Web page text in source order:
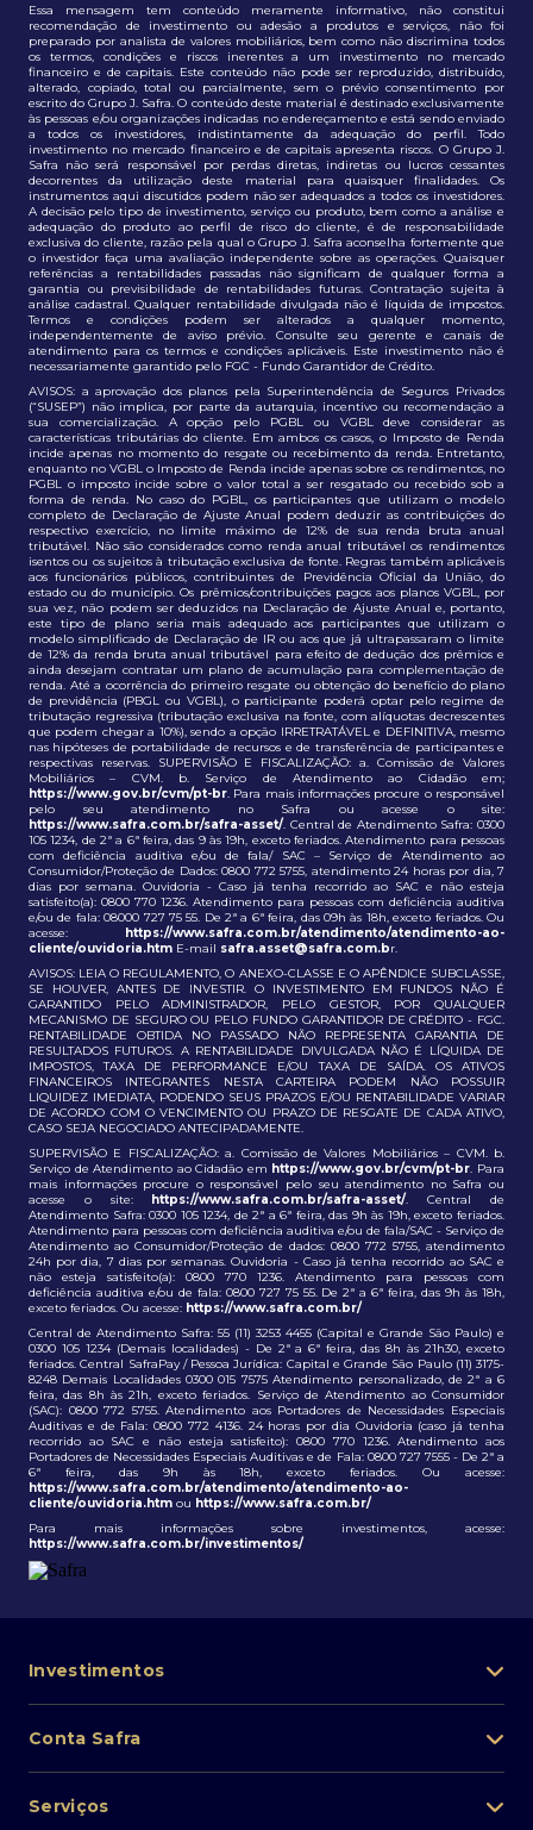
Essa mensagem tem conteúdo meramente informativo, não constitui
recomendação de investimento ou adesão a produtos e serviços, não foi
preparado por analista de valores mobiliários, bem como não discrimina todos
os termos, condições e riscos inerentes a um investimento no mercado
financeiro e de capitais. Este conteúdo não pode ser reproduzido, distribuído,
alterado, copiado, total ou parcialmente, sem o prévio consentimento por
escrito do Grupo J. Safra. O conteúdo deste material é destinado exclusivamente
às pessoas e/ou organizações indicadas no endereçamento e está sendo enviado
a todos os investidores, indistintamente da adequação do perfil. Todo
investimento no mercado financeiro e de capitais apresenta riscos. O Grupo J.
Safra não será responsável por perdas diretas, indiretas ou lucros cessantes
decorrentes da utilização deste material para quaisquer finalidades. Os
instrumentos aqui discutidos podem não ser adequados a todos os investidores.
A decisão pelo tipo de investimento, serviço ou produto, bem como a análise e
adequação do produto ao perfil de risco do cliente, é de responsabilidade
exclusiva do cliente, razão pela qual o Grupo J. Safra aconselha fortemente que
o investidor faça uma avaliação independente sobre as operações. Quaisquer
referências a rentabilidades passadas não significam de qualquer forma a
garantia ou previsibilidade de rentabilidades futuras. Contratação sujeita à
análise cadastral. Qualquer rentabilidade divulgada não é líquida de impostos.
Termos e condições podem ser alterados a qualquer momento,
independentemente de aviso prévio. Consulte seu gerente e canais de
atendimento para os termos e condições aplicáveis. Este investimento não é
necessariamente garantido pelo FGC - Fundo Garantidor de Crédito.
AVISOS: a aprovação dos planos pela Superintendência de Seguros Privados
(“SUSEP”) não implica, por parte da autarquia, incentivo ou recomendação a
sua comercialização. A opção pelo PGBL ou VGBL deve considerar as
características tributárias do cliente. Em ambos os casos, o Imposto de Renda
incide apenas no momento do resgate ou recebimento da renda. Entretanto,
enquanto no VGBL o Imposto de Renda incide apenas sobre os rendimentos, no
PGBL o imposto incide sobre o valor total a ser resgatado ou recebido sob a
forma de renda. No caso do PGBL, os participantes que utilizam o modelo
completo de Declaração de Ajuste Anual podem deduzir as contribuições do
respectivo exercício, no limite máximo de 12% de sua renda bruta anual
tributável. Não são considerados como renda anual tributável os rendimentos
isentos ou os sujeitos à tributação exclusiva de fonte. Regras também aplicáveis
aos funcionários públicos, contribuintes de Previdência Oficial da União, do
estado ou do município. Os prêmios/contribuições pagos aos planos VGBL, por
sua vez, não podem ser deduzidos na Declaração de Ajuste Anual e, portanto,
este tipo de plano seria mais adequado aos participantes que utilizam o
modelo simplificado de Declaração de IR ou aos que já ultrapassaram o limite
de 12% da renda bruta anual tributável para efeito de dedução dos prêmios e
ainda desejam contratar um plano de acumulação para complementação de
renda. Até a ocorrência do primeiro resgate ou obtenção do benefício do plano
de previdência (PBGL ou VGBL), o participante poderá optar pelo regime de
tributação regressiva (tributação exclusiva na fonte, com alíquotas decrescentes
que podem chegar a 10%), sendo a opção IRRETRATÁVEL e DEFINITIVA, mesmo
nas hipóteses de portabilidade de recursos e de transferência de participantes e
respectivas reservas. SUPERVISÃO E FISCALIZAÇÃO: a. Comissão de Valores
Mobiliários – CVM. b. Serviço de Atendimento ao Cidadão em;
https://www.gov.br/cvm/pt-br. Para mais informações procure o responsável
pelo seu atendimento no Safra ou acesse o site:
https://www.safra.com.br/safra-asset/. Central de Atendimento Safra: 0300
105 1234, de 2ª a 6ª feira, das 9 às 19h, exceto feriados. Atendimento para pessoas
com deficiência auditiva e/ou de fala/ SAC – Serviço de Atendimento ao
Consumidor/Proteção de Dados: 0800 772 5755, atendimento 24 horas por dia, 7
dias por semana. Ouvidoria - Caso já tenha recorrido ao SAC e não esteja
satisfeito(a): 0800 770 1236. Atendimento para pessoas com deficiência auditiva
e/ou de fala: 08000 727 75 55. De 2ª a 6ª feira, das 09h às 18h, exceto feriados. Ou
acesse: https://www.safra.com.br/atendimento/atendimento-ao-
cliente/ouvidoria.htm E-mail safra.asset@safra.com.br.
AVISOS: LEIA O REGULAMENTO, O ANEXO-CLASSE E O APÊNDICE SUBCLASSE,
SE HOUVER, ANTES DE INVESTIR. O INVESTIMENTO EM FUNDOS NÃO É
GARANTIDO PELO ADMINISTRADOR, PELO GESTOR, POR QUALQUER
MECANISMO DE SEGURO OU PELO FUNDO GARANTIDOR DE CRÉDITO - FGC.
RENTABILIDADE OBTIDA NO PASSADO NÃO REPRESENTA GARANTIA DE
RESULTADOS FUTUROS. A RENTABILIDADE DIVULGADA NÃO É LÍQUIDA DE
IMPOSTOS, TAXA DE PERFORMANCE E/OU TAXA DE SAÍDA. OS ATIVOS
FINANCEIROS INTEGRANTES NESTA CARTEIRA PODEM NÃO POSSUIR
LIQUIDEZ IMEDIATA, PODENDO SEUS PRAZOS E/OU RENTABILIDADE VARIAR
DE ACORDO COM O VENCIMENTO OU PRAZO DE RESGATE DE CADA ATIVO,
CASO SEJA NEGOCIADO ANTECIPADAMENTE.
SUPERVISÃO E FISCALIZAÇÃO: a. Comissão de Valores Mobiliários – CVM. b.
Serviço de Atendimento ao Cidadão em https://www.gov.br/cvm/pt-br. Para
mais informações procure o responsável pelo seu atendimento no Safra ou
acesse o site: https://www.safra.com.br/safra-asset/. Central de
Atendimento Safra: 0300 105 1234, de 2ª a 6ª feira, das 9h às 19h, exceto feriados.
Atendimento para pessoas com deficiência auditiva e/ou de fala/SAC - Serviço de
Atendimento ao Consumidor/Proteção de dados: 0800 772 5755, atendimento
24h por dia, 7 dias por semanas. Ouvidoria - Caso já tenha recorrido ao SAC e
não esteja satisfeito(a): 0800 770 1236. Atendimento para pessoas com
deficiência auditiva e/ou de fala: 0800 727 75 55. De 2ª a 6ª feira, das 9h às 18h,
exceto feriados. Ou acesse: https://www.safra.com.br/
Central de Atendimento Safra: 55 (11) 3253 4455 (Capital e Grande São Paulo) e
0300 105 1234 (Demais localidades) - De 2ª a 6ª feira, das 8h às 21h30, exceto
feriados. Central SafraPay / Pessoa Jurídica: Capital e Grande São Paulo (11) 3175-
8248 Demais Localidades 0300 015 7575 Atendimento personalizado, de 2ª a 6
feira, das 8h às 21h, exceto feriados. Serviço de Atendimento ao Consumidor
(SAC): 0800 772 5755. Atendimento aos Portadores de Necessidades Especiais
Auditivas e de Fala: 0800 772 4136. 24 horas por dia Ouvidoria (caso já tenha
recorrido ao SAC e não esteja satisfeito): 0800 770 1236. Atendimento aos
Portadores de Necessidades Especiais Auditivas e de Fala: 0800 727 7555 - De 2ª a
6ª feira, das 9h às 18h, exceto feriados. Ou acesse:
https://www.safra.com.br/atendimento/atendimento-ao-
cliente/ouvidoria.htm ou https://www.safra.com.br/
Para mais informações sobre investimentos, acesse:
https://www.safra.com.br/investimentos/
Investimentos
Lista de fundos de investimento
Conta Safra
Pessoa Física
Serviços